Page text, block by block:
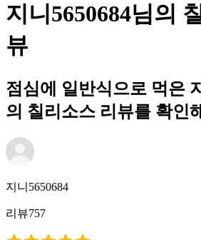
지니5650684님의
뷰
점심에 일반식으로 먹은
의 칠리소스 리뷰를 확인
지니5650684
리뷰757